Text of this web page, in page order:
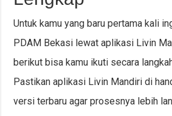
Untuk kamu yang baru pertama kali
PDAM Bekasi lewat aplikasi Livin
berikut bisa kamu ikuti secara
Pastikan aplikasi Livin Mandiri di
versi terbaru agar prosesnya lebih